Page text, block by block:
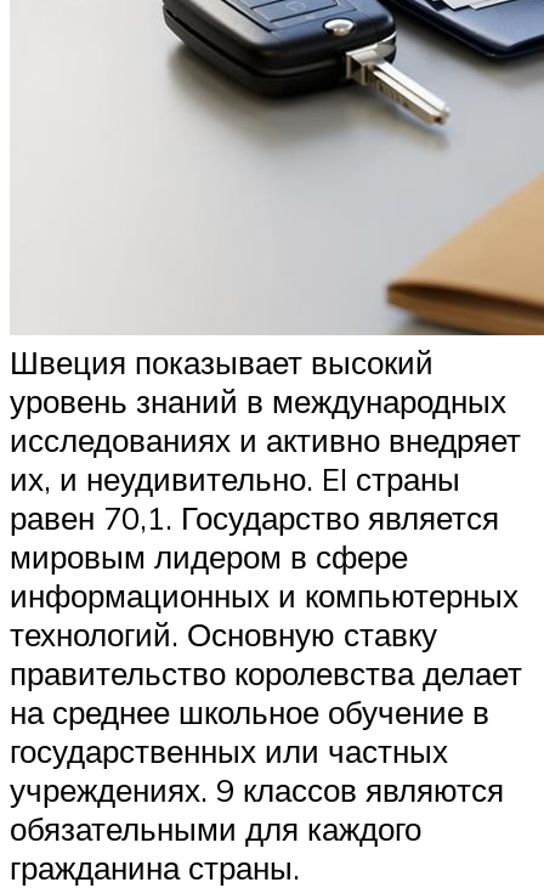
Швеция показывает высокий
уровень знаний в международных
исследованиях и активно внедряет
их, и неудивительно. EI страны
равен 70,1. Государство является
мировым лидером в сфере
информационных и компьютерных
технологий. Основную ставку
правительство королевства делает
на среднее школьное обучение в
государственных или частных
учреждениях. 9 классов являются
обязательными для каждого
гражданина страны.